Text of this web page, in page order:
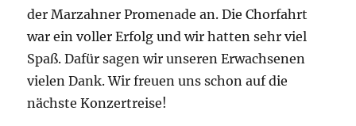
der Marzahner Promenade an. Die Chorfahrt
war ein voller Erfolg und wir hatten sehr viel
Spaß. Dafür sagen wir unseren Erwachsenen
vielen Dank. Wir freuen uns schon auf die
nächste Konzertreise!